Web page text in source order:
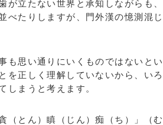
立たない世界と承知しながらも、
べたりしますが、門外漢の憶測混じ
も思い通りにいくものではないとい
を正しく理解していないから、いろ
しまうと考えます。
（とん）瞋（じん）痴（ち）」（む